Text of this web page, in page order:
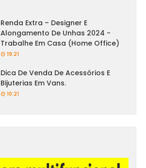
Renda Extra – Designer E
Alongamento De Unhas 2024 -
Trabalhe Em Casa (Home Office)
19:21
Dica De Venda De Acessórios E
Bijuterias Em Vans.
10:21